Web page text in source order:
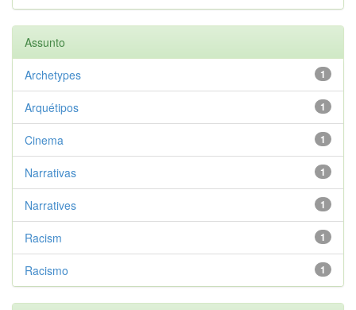
Assunto
1
Archetypes
1
Arquétipos
1
Cinema
1
Narrativas
1
Narratives
1
Racism
1
Racismo